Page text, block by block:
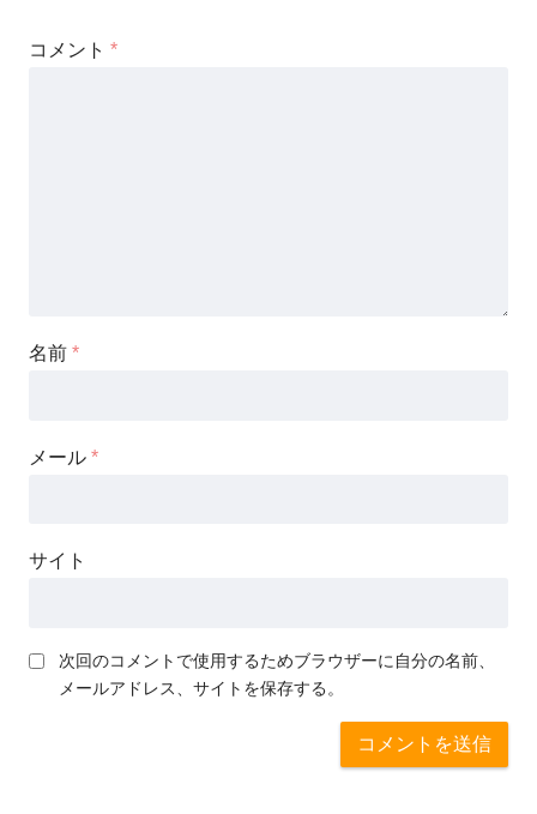
コメント *
名前 *
メール *
サイト
次回のコメントで使用するためブラウザーに自分の名前、
メールアドレス、サイトを保存する。